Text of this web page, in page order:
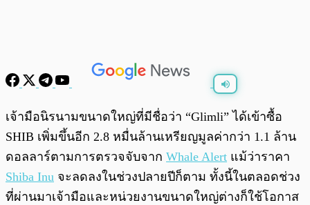
พร้อมเล่น 0:00 / 0:00
เจ้ามือนิรนามขนาดใหญ่ที่มีชื่อว่า “Glimli” ได้เข้าซื้อ
SHIB เพิ่มขึ้นอีก 2.8 หมื่นล้านเหรียญมูลค่ากว่า 1.1 ล้าน
ดอลลาร์ตามการตรวจจับจาก Whale Alert แม้ว่าราคา
Shiba Inu จะลดลงในช่วงปลายปีก็ตาม ทั้งนี้ในตลอดช่วง
ที่ผ่านมาเจ้ามือและหน่วยงานขนาดใหญ่ต่างก็ใช้โอกาส